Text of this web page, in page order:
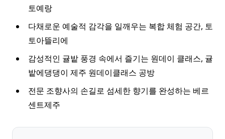
토예랑
다채로운 예술적 감각을 일깨우는 복합 체험 공간, 토
토아뜰리에
감성적인 귤밭 풍경 속에서 즐기는 원데이 클래스, 귤
밭에댕댕이 제주 원데이클래스 공방
전문 조향사의 손길로 섬세한 향기를 완성하는 베르
센트제주